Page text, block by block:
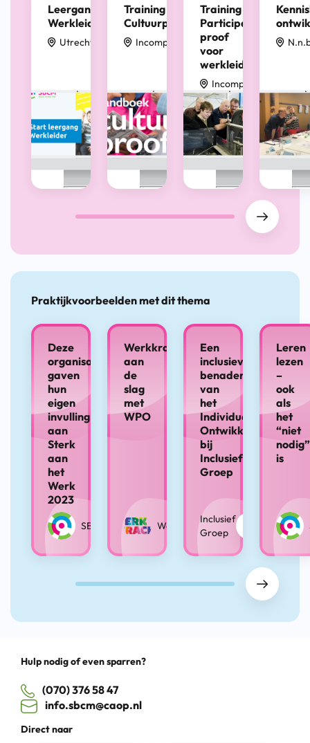
Leergang
Werkleider
Utrecht
Training
Cultuurproof
Incompany
Training
Participatiewet-
proof
voor
werkleiders
Incompany
Drag
Praktijkvoorbeelden met dit thema
Deze
organisaties
gaven
hun
eigen
invulling
aan
Sterk
aan
het
Werk
2023
SBCM
Werkkracht
aan
de
slag
met
WPO
Werkkracht
Een
inclusieve
benadering
van
het
Individueel
Ontwikkelplan
bij
Inclusief
Groep
Inclusief
Groep
Leren
lezen
–
ook
als
het
“niet
nodig”
is
Drag
Hulp nodig of even sparren?
(070) 376 58 47
info.sbcm@caop.nl
Direct naar